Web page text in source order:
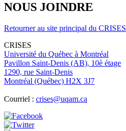
NOUS JOINDRE
Retourner au site principal du CRISES
CRISES
Université du Québec à Montréal
Pavillon Saint-Denis (AB), 10è étage
1290, rue Saint-Denis
Montréal (Québec) H2X 3J7
Courriel : crises@uqam.ca
Image
Image